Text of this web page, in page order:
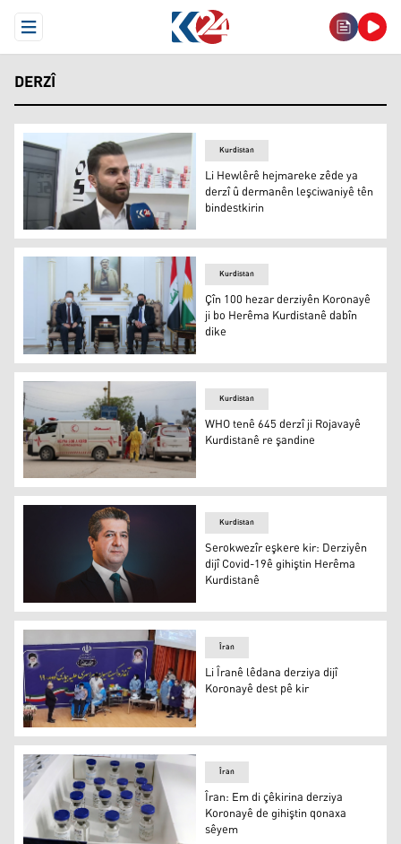
Open Menu
DERZÎ
Li Hewlêrê hejmareke zêde ya derzî û dermanên
Kurdistan
Li Hewlêrê hejmareke zêde ya
derzî û dermanên leşciwaniyê tên
bindestkirin
Çîn 100 hezar derziyên Koronayê ji bo Herêma
Kurdistan
Çîn 100 hezar derziyên Koronayê
ji bo Herêma Kurdistanê dabîn
dike
Heyva Sor a Kurd
Kurdistan
WHO tenê 645 derzî ji Rojavayê
Kurdistanê re şandine
Serokwezîrê Herêma Kurdistanê Mesrûr Barzanî
Kurdistan
Serokwezîr eşkere kir: Derziyên
dijî Covid-19ê gihiştin Herêma
Kurdistanê
Li Îranê lêdana derziya dijî Koronayê dest pê kir
Îran
Li Îranê lêdana derziya dijî
Koronayê dest pê kir
Îran
Îran: Em di çêkirina derziya
Koronayê de gihiştin qonaxa
sêyem